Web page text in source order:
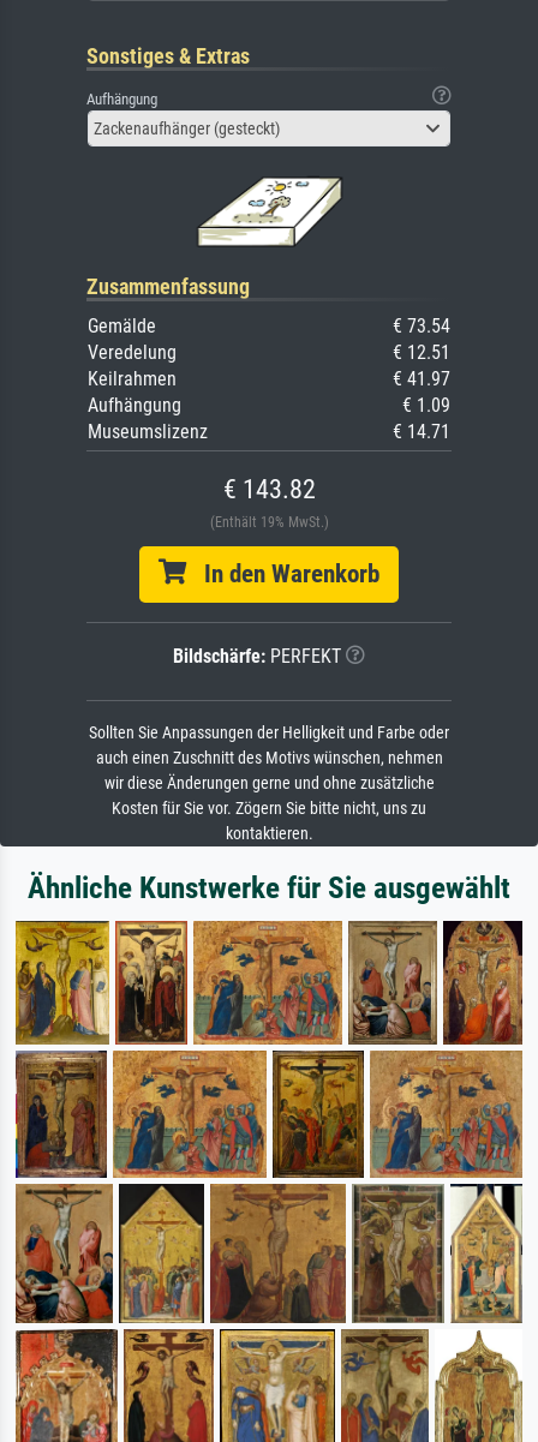
Sonstiges & Extras
Aufhängung
Zackenaufhänger (gesteckt)
Zusammenfassung
Gemälde
€ 73.54
Veredelung
€ 12.51
Keilrahmen
€ 41.97
Aufhängung
€ 1.09
Museumslizenz
€ 14.71
€ 143.82
(Enthält 19% MwSt.)
In den Warenkorb
Bildschärfe: PERFEKT
Sollten Sie Anpassungen der Helligkeit und Farbe oder
auch einen Zuschnitt des Motivs wünschen, nehmen
wir diese Änderungen gerne und ohne zusätzliche
Kosten für Sie vor. Zögern Sie bitte nicht, uns zu
kontaktieren.
Ähnliche Kunstwerke für Sie ausgewählt